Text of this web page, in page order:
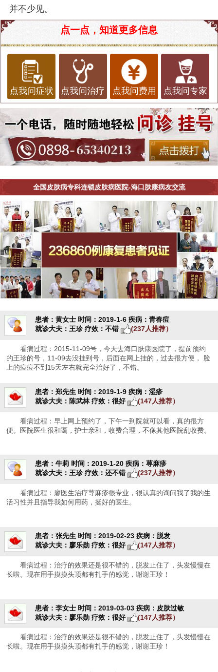
并不少见。
点一点，知道更多信息
点我问症状 点我问治疗 点我问费用 点我问专家
全国皮肤病专科连锁皮肤病医院-海口肤康病友交流
患者：黄女士 时间：2019-1-6 疾病：青春痘
就诊大夫：王珍 疗效：不错 (237人推荐）
看病过程：2015-11-09号，今天去海口肤康医院了，提前预约
的王珍的号，11-09去没挂到号，后面在网上挂的，过去很方便， 脸
上的痘痘不到15天左右就完全治好了，不错。
患者：郑先生 时间：2019-1-9 疾病：湿疹
就诊大夫：陈武林 疗效：很好 (147人推荐）
看病过程：早上网上预约了，下午一到院就可以看，真的很方
便。医院医生很和蔼，护士亲和，收费合理，不像其他医院乱收费。
患者：牛莉 时间：2019-1-20 疾病：荨麻疹
就诊大夫：王珍 疗效：还不错 (237人推荐）
看病过程：廖医生治疗荨麻疹很专业，很认真的询问我了我的生
活习性并且指导我如何用药，挺好的医生。
患者：张先生 时间：2019-02-23 疾病：脱发
就诊大夫：廖乐勋 疗效：很好 (147人推荐）
看病过程：治疗的效果还是很不错的，脱发止住了，头发慢慢在
长啦。现在用手摸摸头顶都有扎手的感觉，谢谢王珍！
患者：李女士 时间：2019-03-03 疾病：皮肤过敏
就诊大夫：廖乐勋 疗效：很好 (147人推荐）
看病过程：治疗的效果还是很不错的，脱发止住了，头发慢慢在
长啦。现在用手摸摸头顶都有扎手的感觉，谢谢王珍！